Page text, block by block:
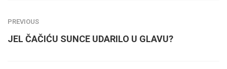
PREVIOUS
JEL ČAČIĆU SUNCE UDARILO U GLAVU?